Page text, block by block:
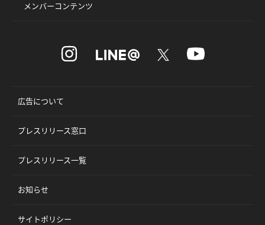
メンバーコンテンツ
広告について
プレスリリース窓口
プレスリリース一覧
お知らせ
サイトポリシー